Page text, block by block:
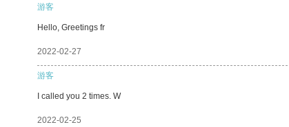
游客
Hello, Greetings fr
2022-02-27
游客
I called you 2 times. W
2022-02-25